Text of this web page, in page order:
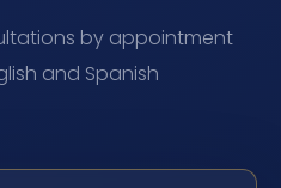
by appointment
and Spanish